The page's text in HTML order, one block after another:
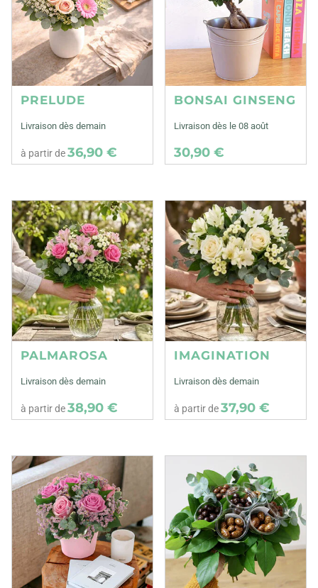
PRELUDE
Livraison dès demain
à partir de36,90 €
BONSAI GINSENG
Livraison dès le 08 août
30,90 €
PALMAROSA
Livraison dès demain
à partir de38,90 €
IMAGINATION
Livraison dès demain
à partir de37,90 €